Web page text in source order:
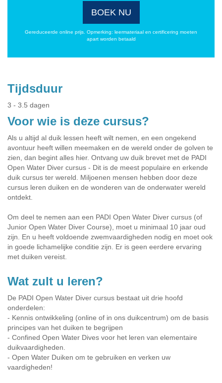
BOEK NU
Gereduceerde online prijs. Opmerking: leermateriaal en certificering moeten
apart worden betaald
Tijdsduur
3 - 3.5 dagen
Voor wie is deze cursus?
Als u altijd al duik lessen heeft wilt nemen, en een ongekend
avontuur heeft willen meemaken en de wereld onder de golven te
zien, dan begint alles hier. Ontvang uw duik brevet met de PADI
Open Water Diver cursus - Dit is de meest populaire en erkende
duik cursus ter wereld. Miljoenen mensen hebben door deze
cursus leren duiken en de wonderen van de onderwater wereld
ontdekt.
Om deel te nemen aan een PADI Open Water Diver cursus (of
Junior Open Water Diver Course), moet u minimaal 10 jaar oud
zijn. En u heeft voldoende zwemvaardigheden nodig en moet ook
in goede lichamelijke conditie zijn. Er is geen eerdere ervaring
met duiken vereist.
Wat zult u leren?
De PADI Open Water Diver cursus bestaat uit drie hoofd
onderdelen:
- Kennis ontwikkeling (online of in ons duikcentrum) om de basis
principes van het duiken te begrijpen
- Confined Open Water Dives voor het leren van elementaire
duikvaardigheden.
- Open Water Duiken om te gebruiken en verken uw
vaardigheden!